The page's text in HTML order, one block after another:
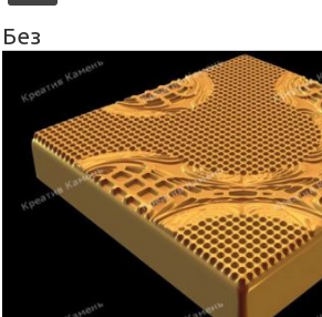
Без